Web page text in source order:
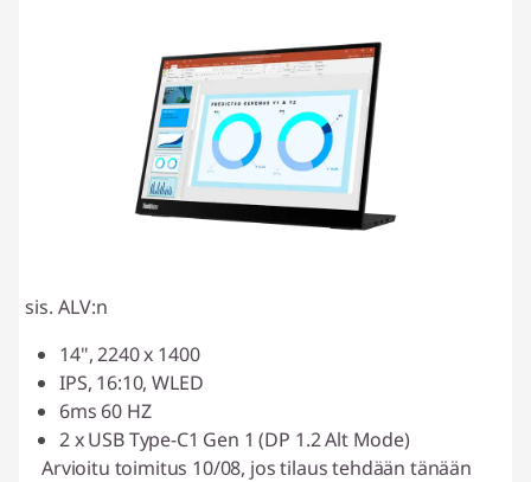
sis. ALV:n
14", 2240 x 1400
IPS, 16:10, WLED
6ms 60 HZ
2 x USB Type-C1 Gen 1 (DP 1.2 Alt Mode)
Arvioitu toimitus 10/08, jos tilaus tehdään tänään